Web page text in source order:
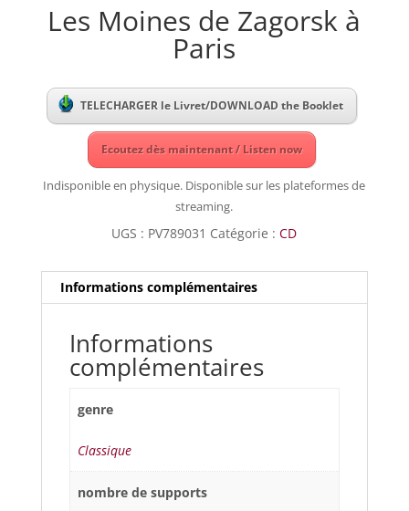
Les Moines de Zagorsk à
Paris
TELECHARGER le Livret/DOWNLOAD the Booklet
Ecoutez dès maintenant / Listen now
Indisponible en physique. Disponible sur les plateformes de
streaming.
UGS : PV789031 Catégorie :CD
Informations complémentaires
Informations
complémentaires
genre
Classique
nombre de supports